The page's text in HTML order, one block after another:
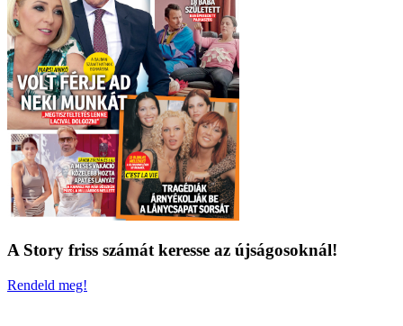
A Story friss számát keresse az újságosoknál!
Rendeld meg!